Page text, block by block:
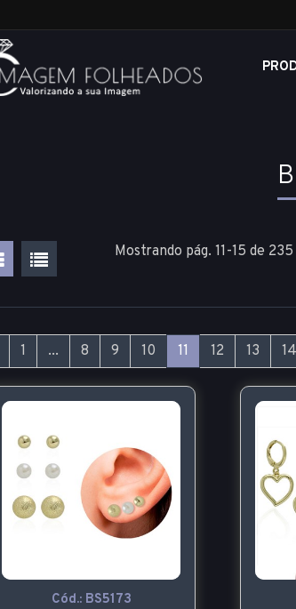
Mostrando pág. 11-15 de
1 ... 8 9 10 11 12 13 14
Cód.: BS5173